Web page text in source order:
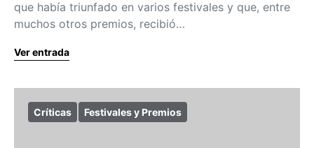
que había triunfado en varios festivales y que, entre
muchos otros premios, recibió…
Ver entrada
Críticas Festivales y Premios